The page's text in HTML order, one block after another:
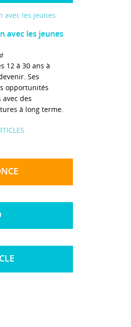
avec les jeunes
12 à 30 ans à
Ses
opportunités
des
à long terme.